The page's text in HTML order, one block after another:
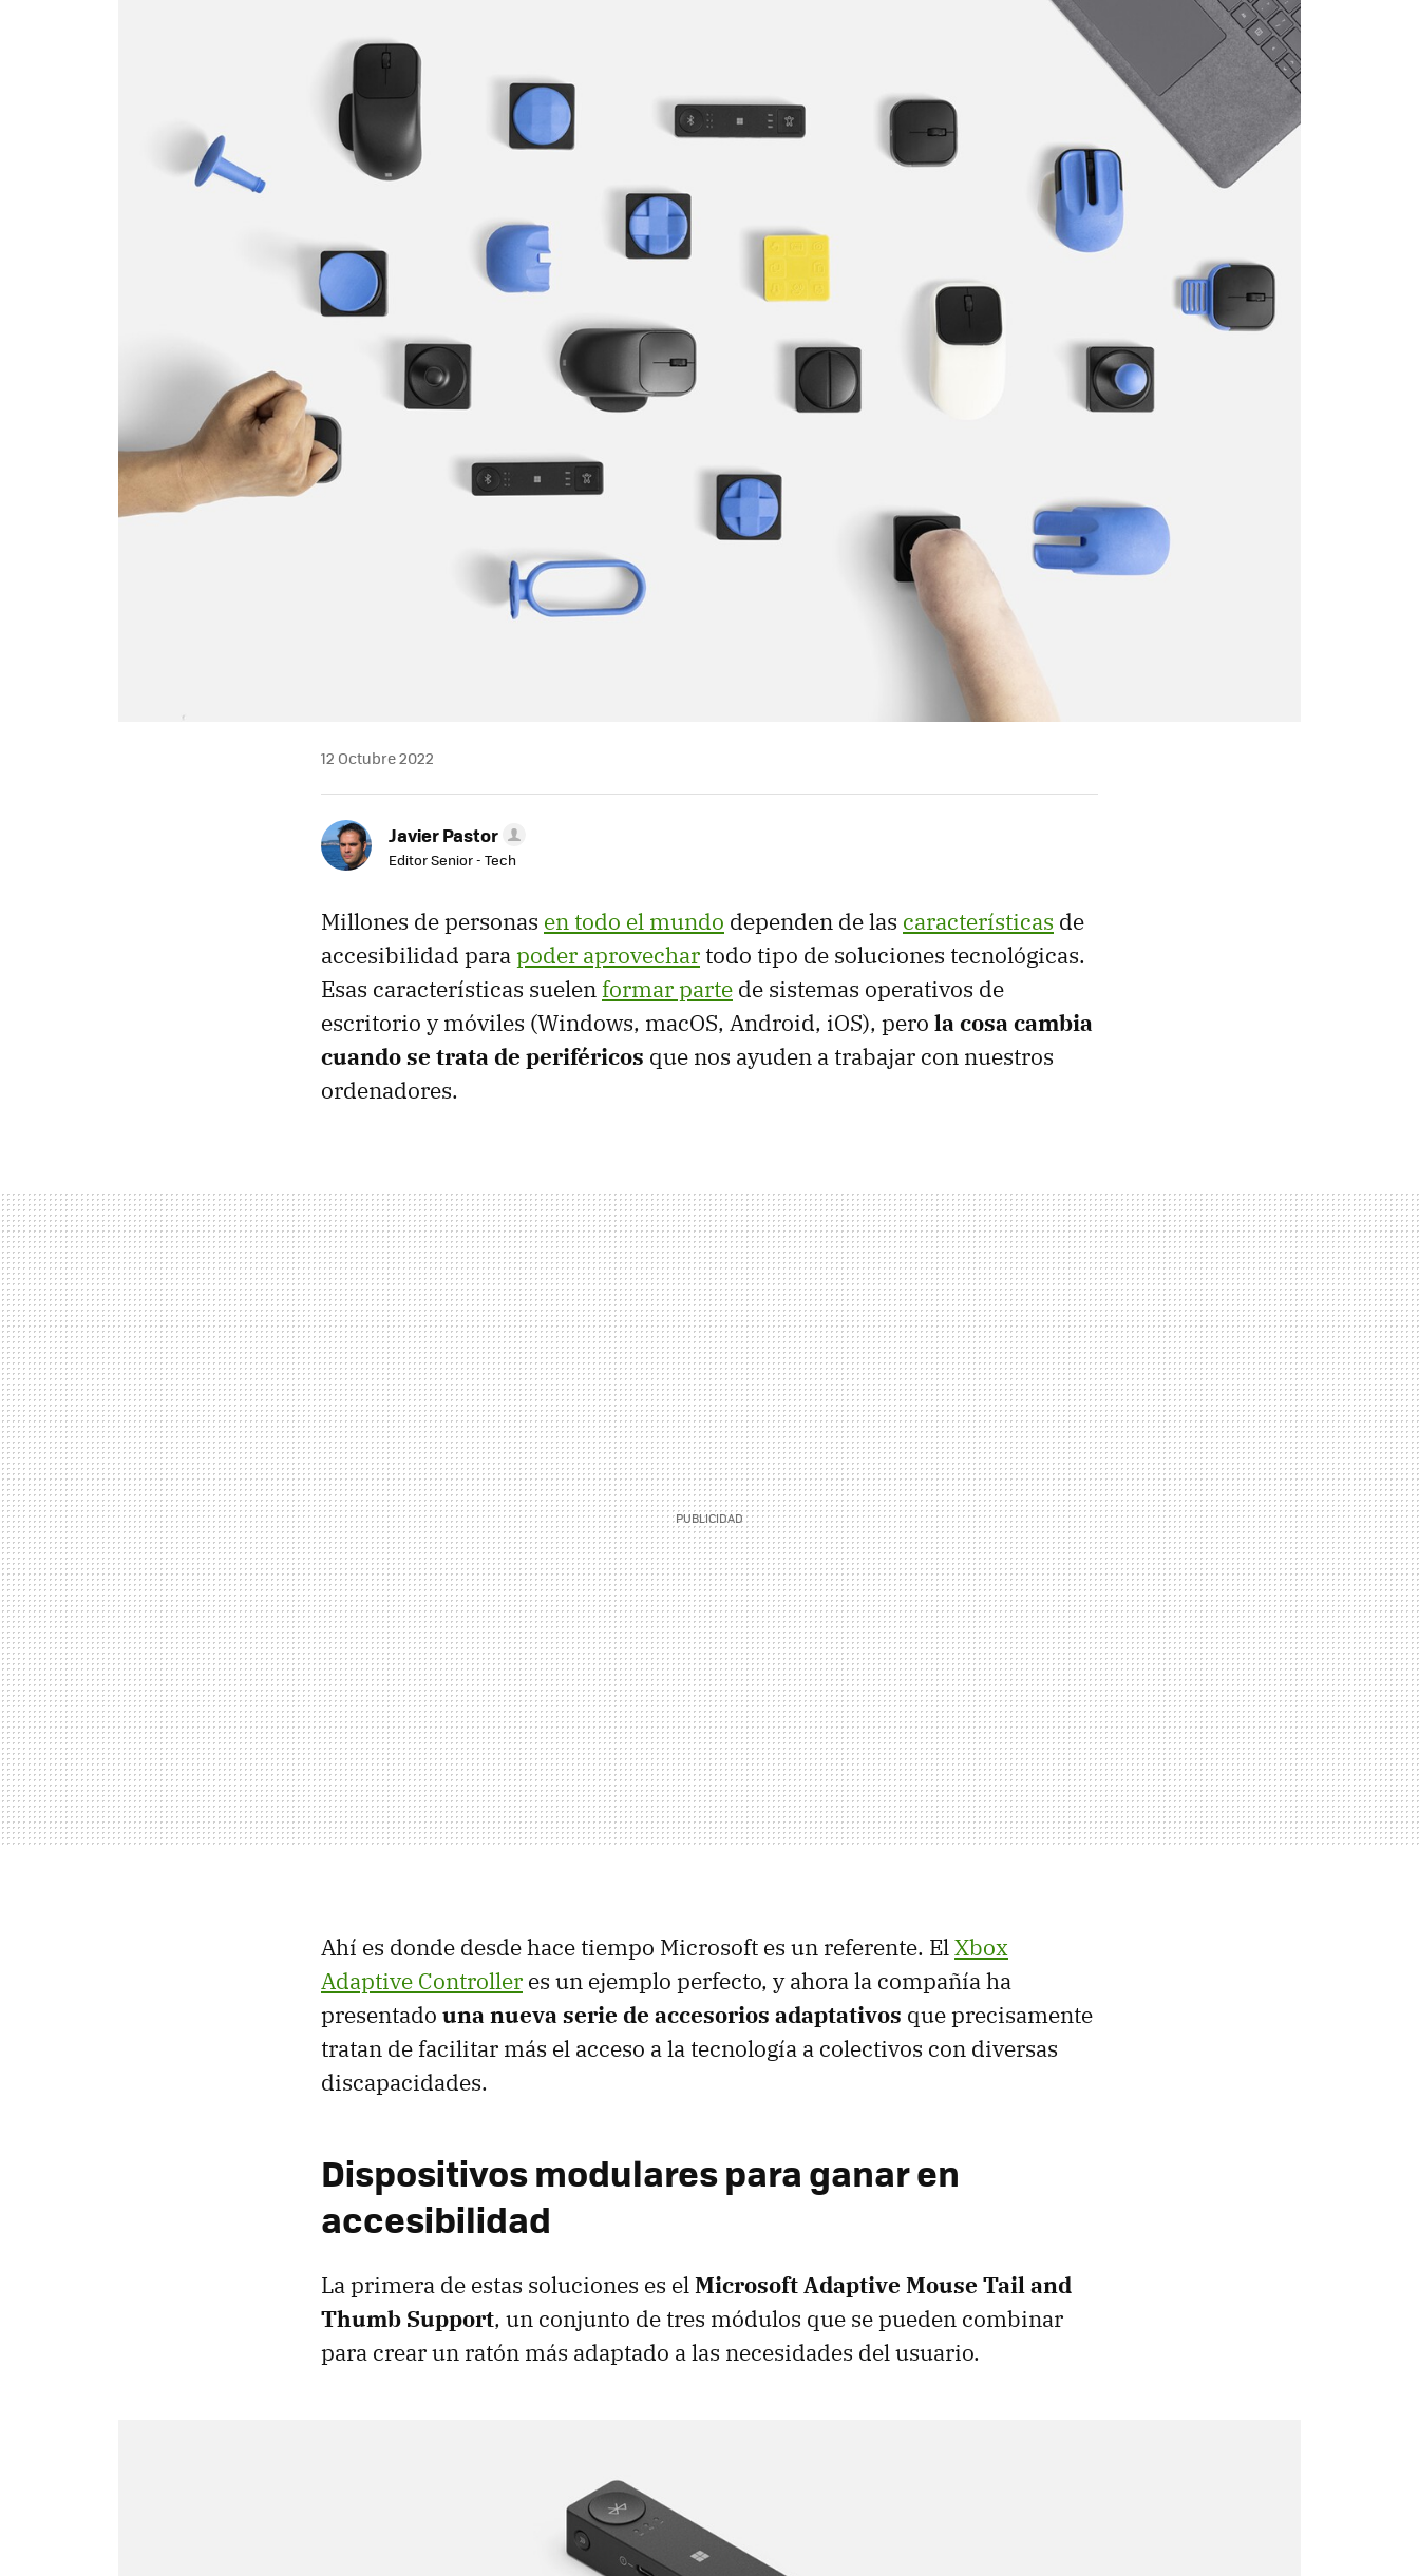
12 Octubre 2022
Javier Pastor
Editor Senior - Tech
Millones de personas en todo el mundo dependen de las características de
accesibilidad parapoder aprovechar todo tipo de soluciones tecnológicas.
Esas características suelen formar parte de sistemas operativos de
escritorio y móviles (Windows, macOS, Android, iOS), pero la cosa cambia
cuando se trata de periféricos que nos ayuden a trabajar con nuestros
ordenadores.
Ahí es donde desde hace tiempo Microsoft es un referente. ElXbox
Adaptive Controller es un ejemplo perfecto, y ahora la compañía ha
presentado una nueva serie de accesorios adaptativos que precisamente
tratan de facilitar más el acceso a la tecnología a colectivos con diversas
discapacidades.
Dispositivos modulares para ganar en
accesibilidad
La primera de estas soluciones es elMicrosoft Adaptive Mouse Tail and
Thumb Support, un conjunto de tres módulos que se pueden combinar
para crear un ratón más adaptado a las necesidades del usuario.